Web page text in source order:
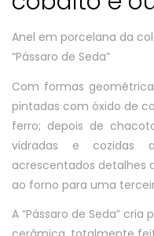
Anel em porcelana da
“Pássaro de Seda”
Com formas
pintadas com óxido de
ferro; depois de
vidradas e cozidas a
acrescentados detalhes
ao forno para uma
A “Pássaro de Seda”